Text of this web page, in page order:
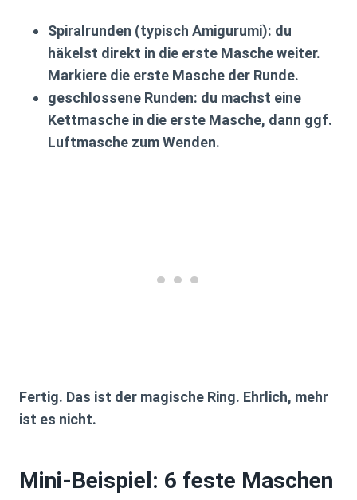
Spiralrunden (typisch Amigurumi): du
häkelst direkt in die erste Masche weiter.
Markiere die erste Masche der Runde.
geschlossene Runden: du machst eine
Kettmasche in die erste Masche, dann ggf.
Luftmasche zum Wenden.
Fertig. Das ist der magische Ring. Ehrlich, mehr
ist es nicht.
Mini-Beispiel: 6 feste Maschen